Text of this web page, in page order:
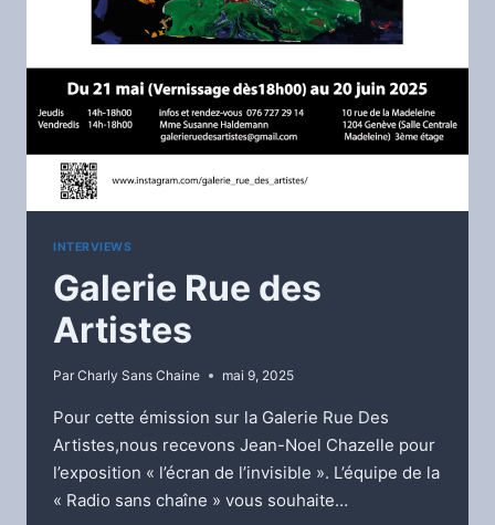
INTERVIEWS
Galerie Rue des
Artistes
Par Charly Sans Chaine mai 9, 2025
Pour cette émission sur la Galerie Rue Des
Artistes,nous recevons Jean-Noel Chazelle pour
l’exposition « l’écran de l’invisible ». L’équipe de la
« Radio sans chaîne » vous souhaite…